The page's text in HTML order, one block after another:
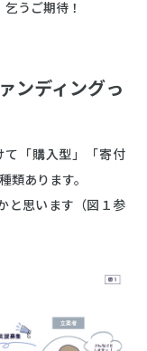
うご期待！
ンディングっ
て「購入型」「寄付
類あります。
と思います（図１参